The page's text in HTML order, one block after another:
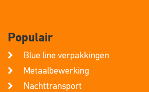
Populair
Blue line verpakkingen
Metaalbewerking
Nachttransport